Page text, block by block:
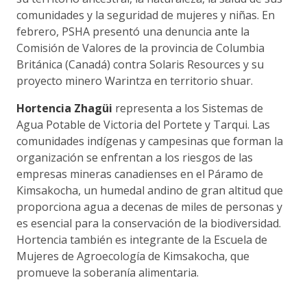
comunidades y la seguridad de mujeres y niñas. En
febrero, PSHA presentó una denuncia ante la
Comisión de Valores de la provincia de Columbia
Británica (Canadá) contra Solaris Resources y su
proyecto minero Warintza en territorio shuar.
Hortencia Zhagüi representa a los Sistemas de
Agua Potable de Victoria del Portete y Tarqui. Las
comunidades indígenas y campesinas que forman la
organización se enfrentan a los riesgos de las
empresas mineras canadienses en el Páramo de
Kimsakocha, un humedal andino de gran altitud que
proporciona agua a decenas de miles de personas y
es esencial para la conservación de la biodiversidad.
Hortencia también es integrante de la Escuela de
Mujeres de Agroecología de Kimsakocha, que
promueve la soberanía alimentaria.